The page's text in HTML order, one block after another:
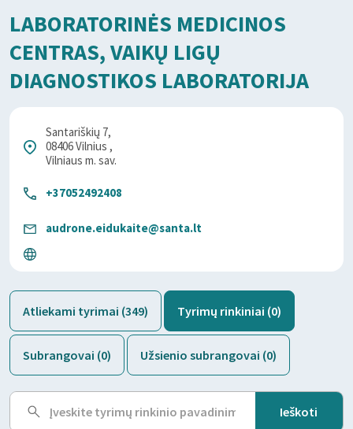
LABORATORINĖS MEDICINOS
CENTRAS, VAIKŲ LIGŲ
DIAGNOSTIKOS LABORATORIJA
Santariškių 7,
08406 Vilnius ,
Vilniaus m. sav.
+37052492408
audrone.eidukaite@santa.lt
Atliekami tyrimai (349) Tyrimų rinkiniai (0)
Subrangovai (0) Užsienio subrangovai (0)